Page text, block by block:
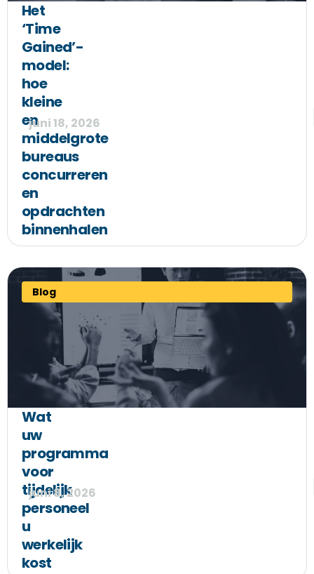
Het
‘Time
Gained’-
model:
hoe
kleine
en
middelgrote
bureaus
concurreren
en
opdrachten
binnenhalen
juni 18, 2026
Blog
Wat
uw
programma
voor
tijdelijk
personeel
u
werkelijk
kost
juni 8, 2026